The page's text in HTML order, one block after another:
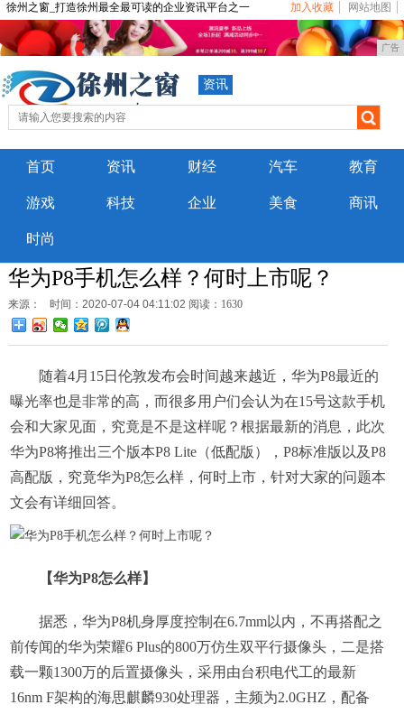
徐州之窗_打造徐州最全最可读的企业资讯平台之一 加入收藏 网站地图
广告
资讯
首页 资讯 财经 汽车 教育
游戏 科技 企业 美食 商讯
时尚
华为P8手机怎么样？何时上市呢？
来源： 时间：2020-07-04 04:11:02 阅读：1630
随着4月15日伦敦发布会时间越来越近，华为P8最近的
曝光率也是非常的高，而很多用户们会认为在15号这款手机
会和大家见面，究竟是不是这样呢？根据最新的消息，此次
华为P8将推出三个版本P8 Lite（低配版），P8标准版以及P8
高配版，究竟华为P8怎么样，何时上市，针对大家的问题本
文会有详细回答。
【华为P8怎么样】
据悉，华为P8机身厚度控制在6.7mm以内，不再搭配之
前传闻的华为荣耀6 Plus的800万仿生双平行摄像头，二是搭
载一颗1300万的后置摄像头，采用由台积电代工的最新
16nm F架构的海思麒麟930处理器，主频为2.0GHZ，配备